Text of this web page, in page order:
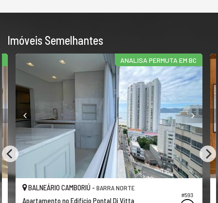
Imóveis Semelhantes
ANALISA PERMUTA EM BC
#593
BALNEÁRIO CAMBORIÚ - BARRA NORTE
Apartamento no Edifício Pontal Di Vitta